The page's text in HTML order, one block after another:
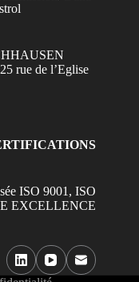
25 rue de l’Eglise